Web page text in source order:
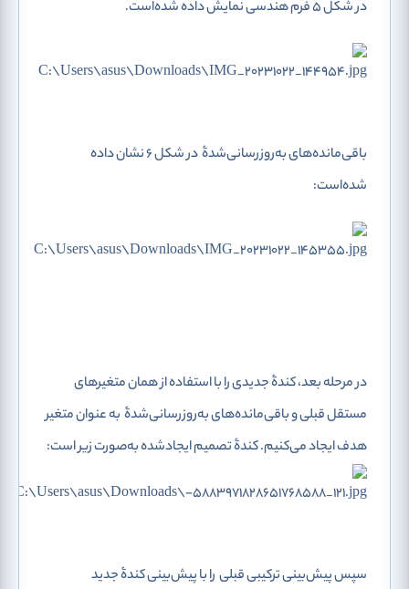
در شکل 5 فرم هندسی نمایش داده شده‌است.
باقی‌مانده‌های به‌روزرسانی‌شدۀ
در شکل 6 نشان داده
شده‌است:
در مرحله بعد، کندۀ جدیدی را با استفاده از همان متغیرهای
مستقل قبلی و باقی‌مانده‌های به‌روزرسانی‌شدۀ به عنوان متغیر
هدف ایجاد می‌کنیم. کندۀ تصمیم ایجاد‌شده به‌صورت زیر است:
سپس پیش‌بینی ترکیبی قبلی را با پیش‌بینی کندۀ جدید